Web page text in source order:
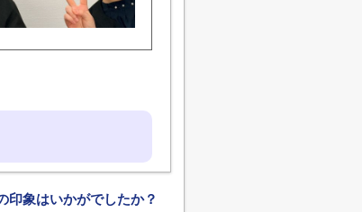
印象はいかがでしたか？